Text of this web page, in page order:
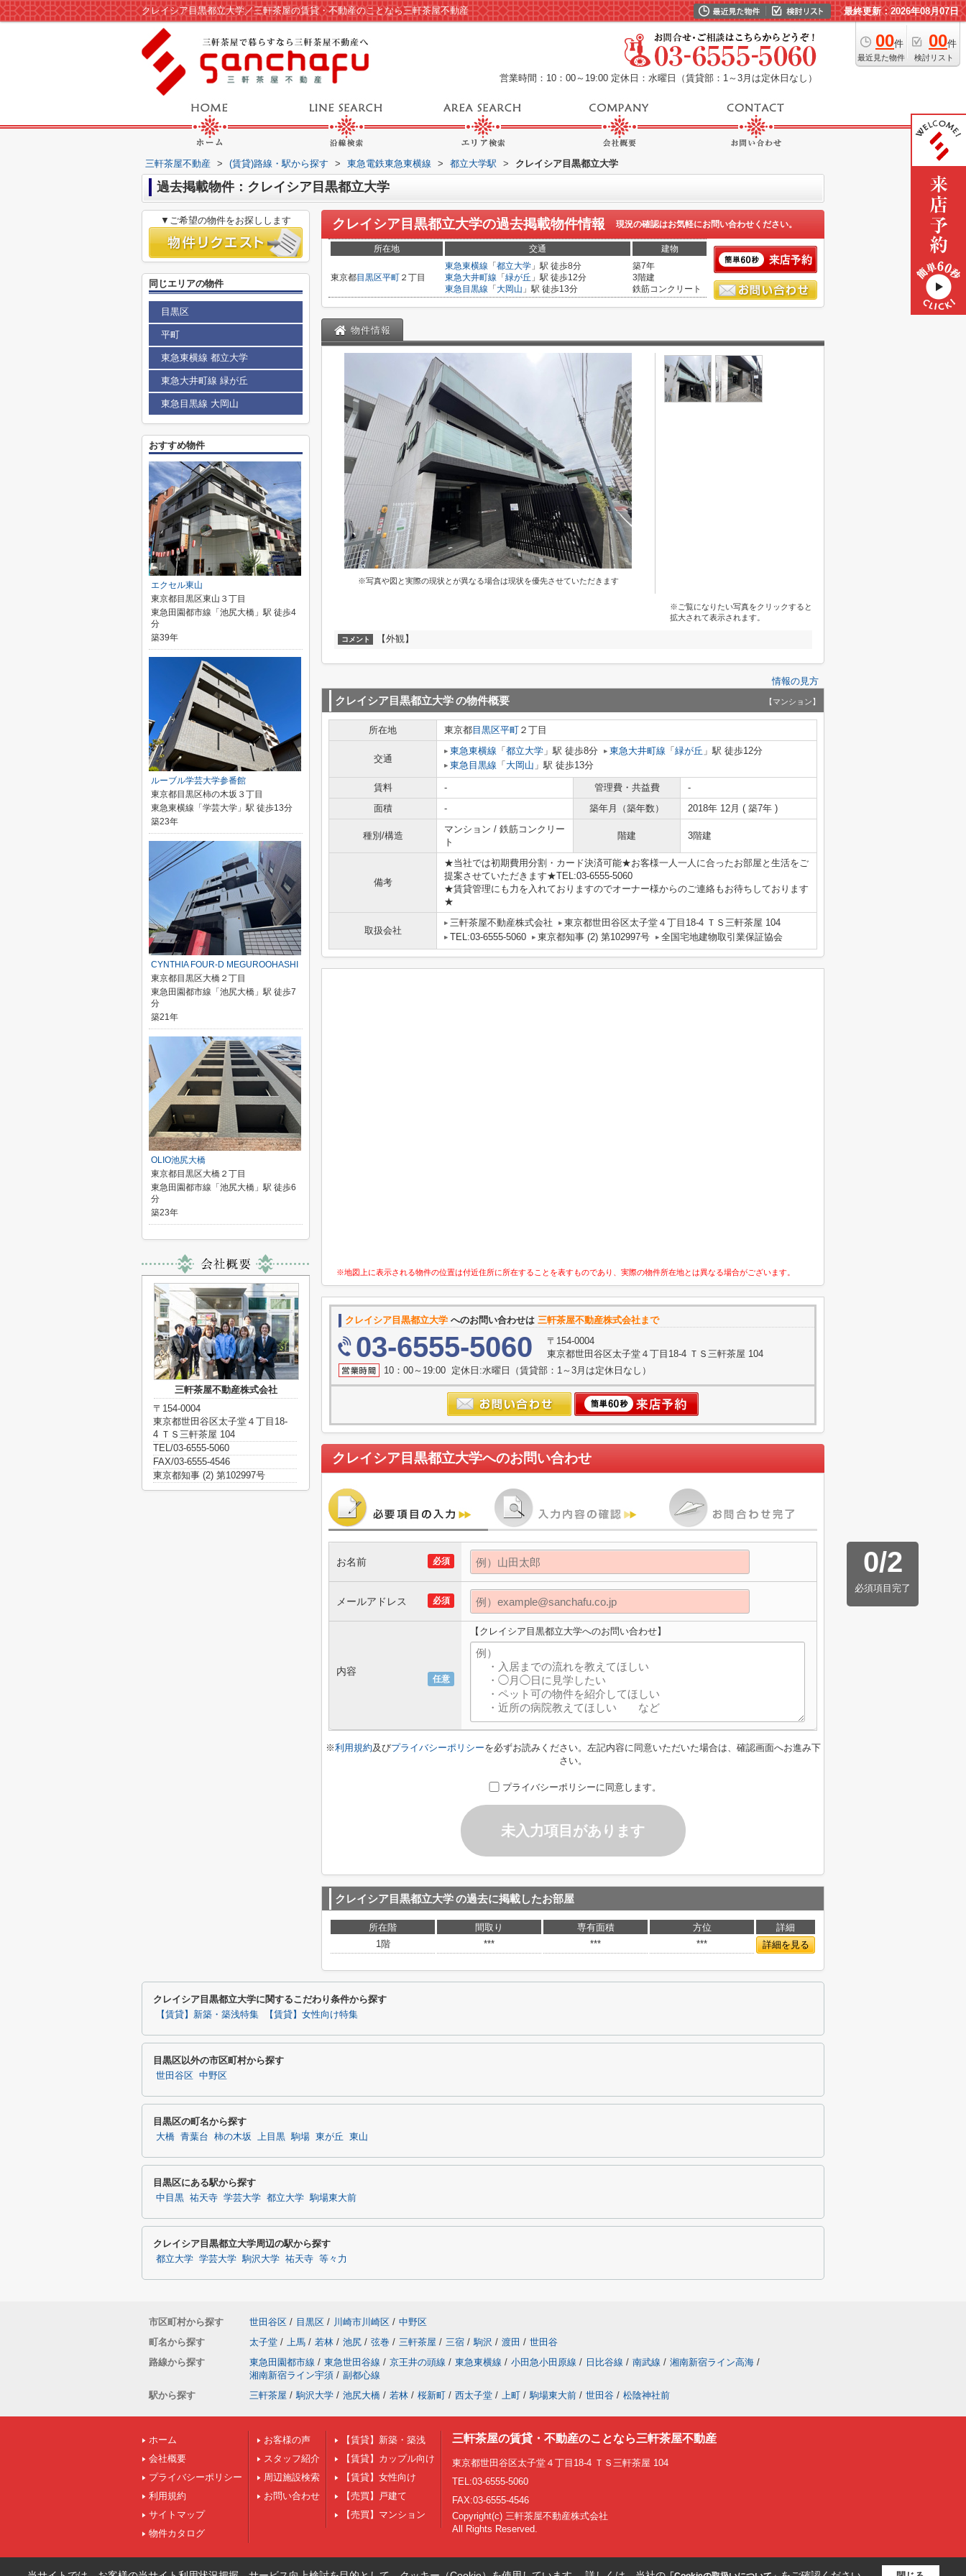
クレイシア目黒都立大学／三軒茶屋の賃貸・不動産のことなら三軒茶屋不動産 最終更新：2026年08月07日
00件
最近見た物件
00件
検討リスト
営業時間：10：00～19:00 定休日：水曜日（賃貸部：1～3月は定休日なし）
三軒茶屋不動産 > (賃貸)路線・駅から探す > 東急電鉄東急東横線 > 都立大学駅 > クレイシア目黒都立大学
過去掲載物件：クレイシア目黒都立大学
クレイシア目黒都立大学の過去掲載物件情報 現況の確認はお気軽にお問い合わせください。
所在地 交通 建物
東京都目黒区平町 ２丁目
東急東横線 「 都立大学 」駅 徒歩8分
東急大井町線 「 緑が丘 」駅 徒歩12分
東急目黒線 「 大岡山 」駅 徒歩13分
築7年
3階建
鉄筋コンクリート
物件情報
※写真や図と実際の現状とが異なる場合は現状を優先させていただきます
※ご覧になりたい写真をクリックすると
拡大されて表示されます。
コメント 【外観】
情報の見方
クレイシア目黒都立大学の物件概要 【マンション】
所在地 東京都目黒区平町 ２丁目
交通
東急東横線 「 都立大学 」駅 徒歩8分 東急大井町線 「 緑が丘 」駅 徒歩12分
東急目黒線 「 大岡山 」駅 徒歩13分
賃料 - 管理費・共益費
-
面積
- 築年月（築年数） 2018年 12月 ( 築7年 )
種別/構造
マンション / 鉄筋コンクリー
ト
階建 3階建
備考
★当社では初期費用分割・カード決済可能★お客様一人一人に合ったお部屋と生活をご
提案させていただきます★TEL:03-6555-5060
★賃貸管理にも力を入れておりますのでオーナー様からのご連絡もお待ちしております
★
取扱会社
三軒茶屋不動産株式会社
東京都世田谷区太子堂４丁目18-4 ＴＳ三軒茶屋 104
TEL:03-6555-5060
東京都知事 (2) 第102997号 全国宅地建物取引業保証協会
※地図上に表示される物件の位置は付近住所に所在することを表すものであり、実際の物件所在地とは異なる場合がございます。
クレイシア目黒都立大学 へのお問い合わせは 三軒茶屋不動産株式会社まで
03-6555-5060
〒154-0004
東京都世田谷区太子堂４丁目18-4 ＴＳ三軒茶屋 104
10：00～19:00 定休日:水曜日（賃貸部：1～3月は定休日なし）
クレイシア目黒都立大学へのお問い合わせ
0/2
必須項目完了
必須
お名前
必須
メールアドレス
任意
内容
【クレイシア目黒都立大学へのお問い合わせ】
※利用規約及びプライバシーポリシーを必ずお読みください。左記内容に同意いただいた場合は、確認画面へお進み下
さい。
プライバシーポリシーに同意します。
未入力項目があります
クレイシア目黒都立大学の過去に掲載したお部屋
所在階 間取り 専有面積 方位
詳細
1階
*** *** *** 詳細を見る
▼ご希望の物件をお探しします
同じエリアの物件
目黒区
平町
東急東横線 都立大学
東急大井町線 緑が丘
東急目黒線 大岡山
おすすめ物件
エクセル東山
東京都目黒区東山３丁目
東急田園都市線「池尻大橋」駅 徒歩4
分
築39年
ルーブル学芸大学参番館
東京都目黒区柿の木坂３丁目
東急東横線「学芸大学」駅 徒歩13分
築23年
CYNTHIA FOUR-D MEGUROOHASHI
東京都目黒区大橋２丁目
東急田園都市線「池尻大橋」駅 徒歩7
分
築21年
OLIO池尻大橋
東京都目黒区大橋２丁目
東急田園都市線「池尻大橋」駅 徒歩6
分
築23年
三軒茶屋不動産株式会社
〒154-0004
東京都世田谷区太子堂４丁目18-
4 ＴＳ三軒茶屋 104
TEL/03-6555-5060
FAX/03-6555-4546
東京都知事 (2) 第102997号
クレイシア目黒都立大学に関するこだわり条件から探す
【賃貸】新築・築浅特集 【賃貸】女性向け特集
目黒区以外の市区町村から探す
世田谷区 中野区
目黒区の町名から探す
大橋 青葉台 柿の木坂 上目黒 駒場 東が丘 東山
目黒区にある駅から探す
中目黒 祐天寺 学芸大学 都立大学 駒場東大前
クレイシア目黒都立大学周辺の駅から探す
都立大学 学芸大学 駒沢大学 祐天寺 等々力
市区町村から探す 世田谷区 / 目黒区 / 川崎市川崎区 / 中野区
町名から探す
太子堂 / 上馬 / 若林 / 池尻 / 弦巻 / 三軒茶屋 / 三宿 / 駒沢 / 渡田 / 世田谷
路線から探す
東急田園都市線 / 東急世田谷線 / 京王井の頭線 / 東急東横線 / 小田急小田原線 / 日比谷線 / 南武線 / 湘南新宿ライン高海 /
湘南新宿ライン宇須 / 副都心線
駅から探す
三軒茶屋 / 駒沢大学 / 池尻大橋 / 若林 / 桜新町 / 西太子堂 / 上町 / 駒場東大前 / 世田谷 / 松陰神社前
ホーム
会社概要
プライバシーポリシー
利用規約
サイトマップ
物件カタログ
お客様の声
スタッフ紹介
周辺施設検索
お問い合わせ
【賃貸】新築・築浅
【賃貸】カップル向け
【賃貸】女性向け
【売買】戸建て
【売買】マンション
三軒茶屋の賃貸・不動産のことなら三軒茶屋不動産
東京都世田谷区太子堂４丁目18-4 ＴＳ三軒茶屋 104
TEL:03-6555-5060
FAX:03-6555-4546
Copyright(c) 三軒茶屋不動産株式会社
All Rights Reserved.